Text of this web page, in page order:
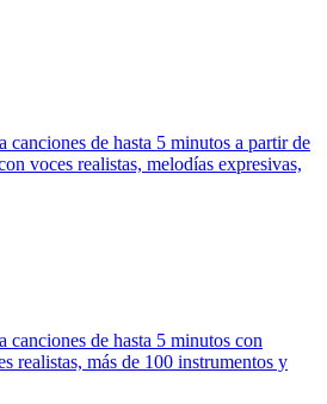
de hasta 5 minutos a partir de
voces realistas, melodías expresivas,
de hasta 5 minutos con
realistas, más de 100 instrumentos y